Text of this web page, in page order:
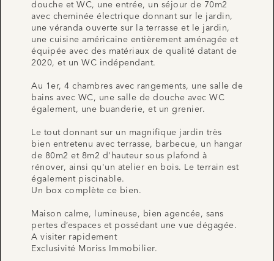
douche et WC, une entrée, un séjour de 70m2
avec cheminée électrique donnant sur le jardin,
une véranda ouverte sur la terrasse et le jardin,
une cuisine américaine entièrement aménagée et
équipée avec des matériaux de qualité datant de
2020, et un WC indépendant.
Au 1er, 4 chambres avec rangements, une salle de
bains avec WC, une salle de douche avec WC
également, une buanderie, et un grenier.
Le tout donnant sur un magnifique jardin très
bien entretenu avec terrasse, barbecue, un hangar
de 80m2 et 8m2 d'hauteur sous plafond à
rénover, ainsi qu'un atelier en bois. Le terrain est
également piscinable.
Un box complète ce bien.
Maison calme, lumineuse, bien agencée, sans
pertes d’espaces et possédant une vue dégagée.
A visiter rapidement
Exclusivité Moriss Immobilier.